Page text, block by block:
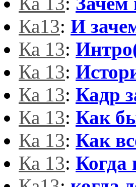
Ка13: И
Ка 13:
Ка 13:
Ка 13: Кадр
Ка 13: Как
Ка 13: Как
Ка 13: Когда